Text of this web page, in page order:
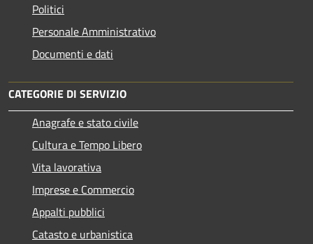
Politici
Personale Amministrativo
Documenti e dati
CATEGORIE DI SERVIZIO
Anagrafe e stato civile
Cultura e Tempo Libero
Vita lavorativa
Imprese e Commercio
Appalti pubblici
Catasto e urbanistica